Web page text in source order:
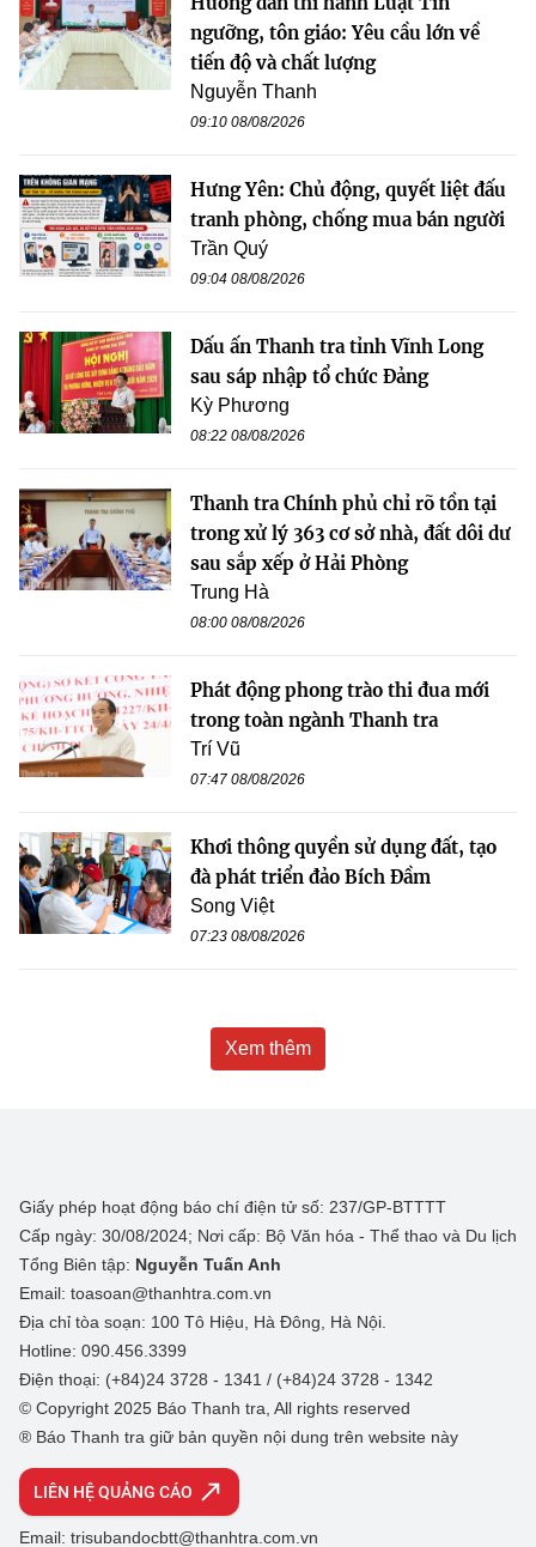
ngưỡng, tôn giáo: Yêu cầu lớn về
tiến độ và chất lượng
Nguyễn Thanh
09:10 08/08/2026
Hưng Yên: Chủ động, quyết liệt đấu
tranh phòng, chống mua bán người
Trần Quý
09:04 08/08/2026
Dấu ấn Thanh tra tỉnh Vĩnh Long
sau sáp nhập tổ chức Đảng
Kỳ Phương
08:22 08/08/2026
Thanh tra Chính phủ chỉ rõ tồn tại
trong xử lý 363 cơ sở nhà, đất dôi dư
sau sắp xếp ở Hải Phòng
Trung Hà
08:00 08/08/2026
Phát động phong trào thi đua mới
trong toàn ngành Thanh tra
Trí Vũ
07:47 08/08/2026
Khơi thông quyền sử dụng đất, tạo
đà phát triển đảo Bích Đầm
Song Việt
07:23 08/08/2026
Xem thêm
Giấy phép hoạt động báo chí điện tử số: 237/GP-BTTTT
Cấp ngày: 30/08/2024; Nơi cấp: Bộ Văn hóa - Thể thao và Du lịch
Tổng Biên tập: Nguyễn Tuấn Anh
Email: toasoan@thanhtra.com.vn
Địa chỉ tòa soạn: 100 Tô Hiệu, Hà Đông, Hà Nội.
Hotline: 090.456.3399
Điện thoại: (+84)24 3728 - 1341 / (+84)24 3728 - 1342
© Copyright 2025 Báo Thanh tra, All rights reserved
® Báo Thanh tra giữ bản quyền nội dung trên website này
LIÊN HỆ QUẢNG CÁO
Email: trisubandocbtt@thanhtra.com.vn